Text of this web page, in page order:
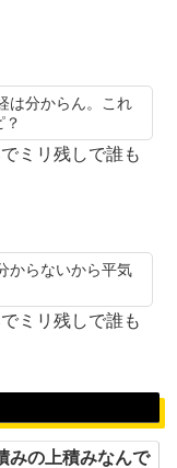
は分からん。これ
ミリ残しで誰も
からないから平気
ミリ残しで誰も
みの上積みなんで